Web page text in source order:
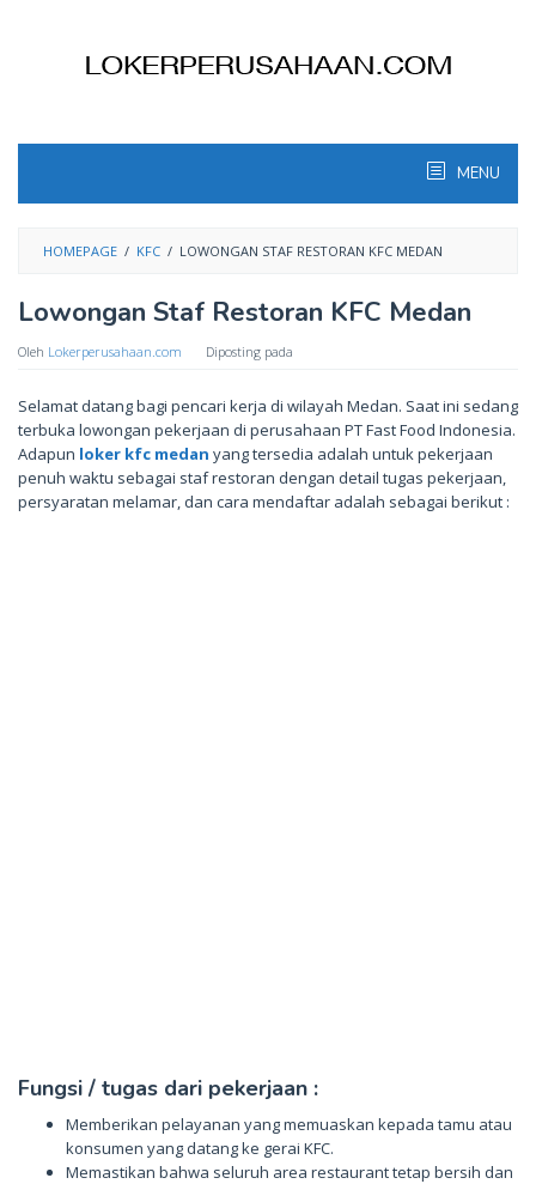
MENU
HOMEPAGE / KFC / LOWONGAN STAF RESTORAN KFC MEDAN
Lowongan Staf Restoran KFC Medan
Oleh Lokerperusahaan.com Diposting pada
Selamat datang bagi pencari kerja di wilayah Medan. Saat ini sedang
terbuka lowongan pekerjaan di perusahaan PT Fast Food Indonesia.
Adapun loker kfc medan yang tersedia adalah untuk pekerjaan
penuh waktu sebagai staf restoran dengan detail tugas pekerjaan,
persyaratan melamar, dan cara mendaftar adalah sebagai berikut :
Fungsi / tugas dari pekerjaan :
Memberikan pelayanan yang memuaskan kepada tamu atau
konsumen yang datang ke gerai KFC.
Memastikan bahwa seluruh area restaurant tetap bersih dan